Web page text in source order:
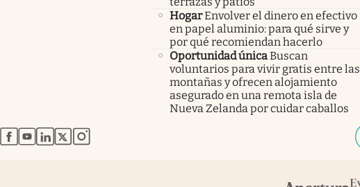
HogarEnvolver el dinero en efectivo
en papel aluminio: para qué sirve y
por qué recomiendan hacerlo
Oportunidad únicaBuscan
voluntarios para vivir gratis entre las
montañas y ofrecen alojamiento
asegurado en una remota isla de
Nueva Zelanda por cuidar caballos
abre en nueva pestaña
abre en nueva pestaña
abre en nueva pestaña
abre en nueva pestaña
abre en nueva pestaña